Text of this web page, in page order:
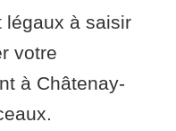
légaux à saisir
votre
à Châtenay-